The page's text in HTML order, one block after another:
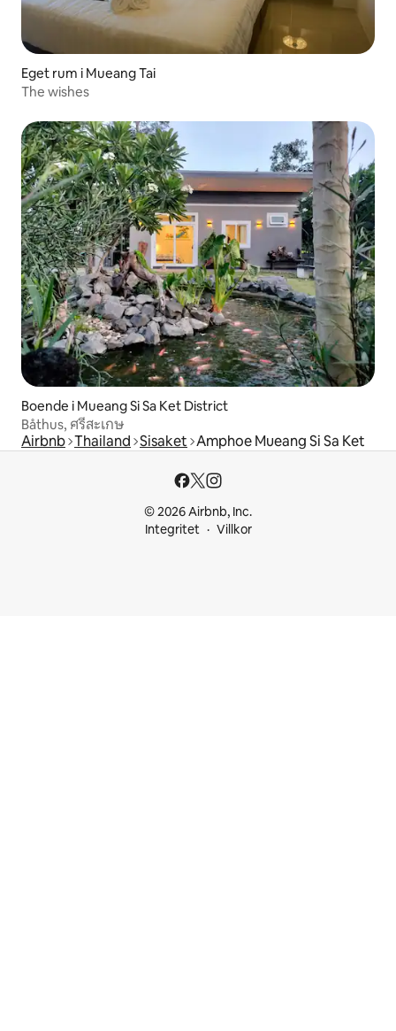
Eget rum i Mueang Tai
The wishes
Boende i Mueang Si Sa Ket District
Båthus, ศรีสะเกษ
Airbnb Thailand Sisaket Amphoe Mueang Si Sa Ket
© 2026 Airbnb, Inc.
Integritet
Villkor